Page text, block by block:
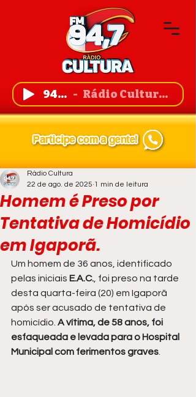
94,7 FM Rádio Cultura de Guanambi
Homem é Preso por
Tentativa de Homicídio
em Igaporã.
Rádio Cultura
22 de ago. de 2025 1 min de leitura
Um homem de 36 anos, identificado
pelas iniciais E.A.C. , foi preso na tarde
desta quarta-feira (20) em Igaporã
após ser acusado de tentativa de
homicídio. A vítima, de 58 anos, foi
esfaqueada e levada para o Hospital
Municipal com ferimentos graves